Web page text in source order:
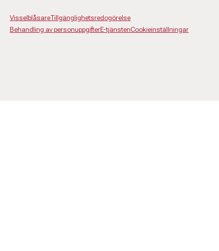
VisselblåsareTillgänglighetsredogörelse
Behandling av personuppgifterE-tjänstenCookieinställningar